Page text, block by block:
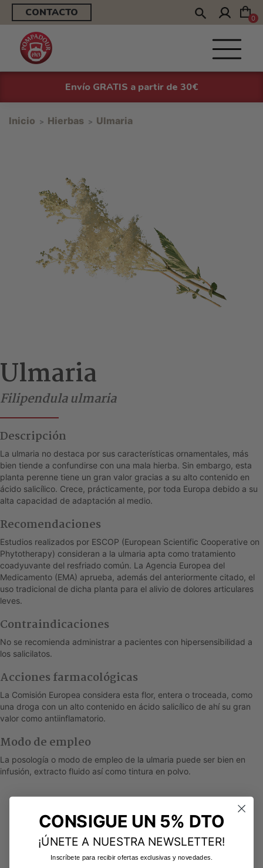
CONTACTO 0
Envío GRATIS a partir de 30€
Inicio Hierbas Ulmaria
Ulmaria
Filipendula ulmaria
Descripción
La ulmaria no destaca por sus características ornamentales, más
bien tiende a confundirse con una mala hierba. Sin embargo, esta
planta perenne tiene un gran valor gracias a su alto contenido en
ácido salicílico. Crece, prácticamente, por toda Europa debido a su
alta capacidad de adaptación al medio.
Recomendaciones
Estudios realizados por ESCOP (European Scientific Cooperative on
Phytotherapy) consideran a la ulmaria apta como tratamiento
coadyuvante del resfriado común. La Agencia Europea del
Medicamento (EMA) aprueba, además del anteriormente citado, el
uso tradicional de dicha planta para el alivio de dolores articulares
leves.
Contraindicaciones
No se recomienda administrar a pacientes con hipersensibilidad a
los salicilatos.
Acciones farmacológicas
La Comisión Europea considera esta flor, entera o troceada, como
una droga con un alto contenido en ácido salicílico de ahí su gran
valor como antiinflamatorio.
Modo de empleo
La posología o modo de empleo de la ulmaria puede ser bien en
infusión, extracto fluido así como tintura en polvo.
CONSIGUE UN 5% DTO
¡ÚNETE A NUESTRA NEWSLETTER!
Inscríbete para recibir ofertas exclusivas y novedades.